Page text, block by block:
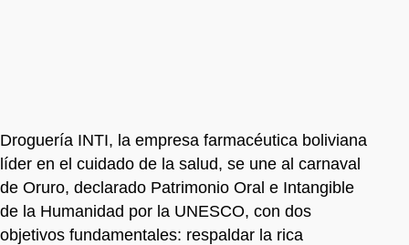
Droguería INTI, la empresa farmacéutica boliviana
líder en el cuidado de la salud, se une al carnaval
de Oruro, declarado Patrimonio Oral e Intangible
de la Humanidad por la UNESCO, con dos
objetivos fundamentales: respaldar la rica